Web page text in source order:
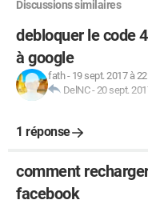
Discussions similaires
debloquer le code
à google
fath- 19 sept. 2017 à
DelNC-20 sept.
1 réponse
comment
facebook